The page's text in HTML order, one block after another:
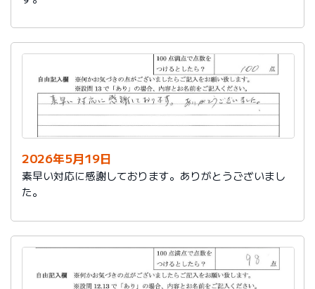
2026年5月19日
素早い対応に感謝しております。ありがとうございまし
た。